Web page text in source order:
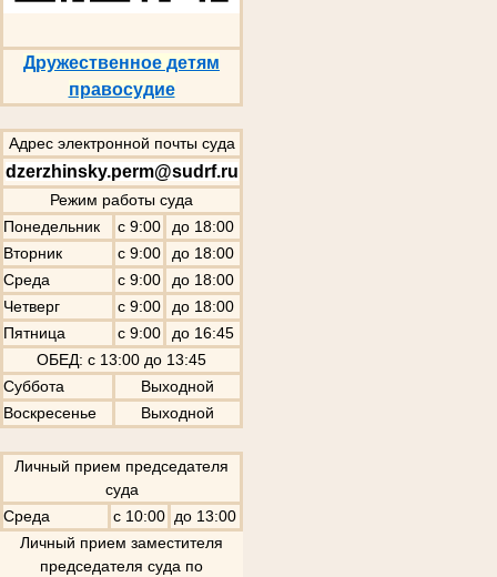
Дружественное детям
правосудие
Адрес электронной почты суда
dzerzhinsky.perm@sudrf.ru
Режим работы суда
Понедельник
с 9:00
до 18:00
Вторник
с 9:00
до 18:00
Среда
с 9:00
до 18:00
Четверг
с 9:00
до 18:00
Пятница
с 9:00
до 16:45
ОБЕД: с 13:00 до 13:45
Суббота
Выходной
Воскресенье
Выходной
Личный прием председателя
суда
Среда
с 10:00 до 13:00
Личный прием заместителя
председателя суда по